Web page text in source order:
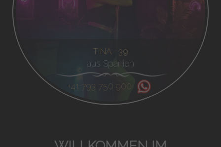
TINA - 39
aus Spanien
+41 793 750 900